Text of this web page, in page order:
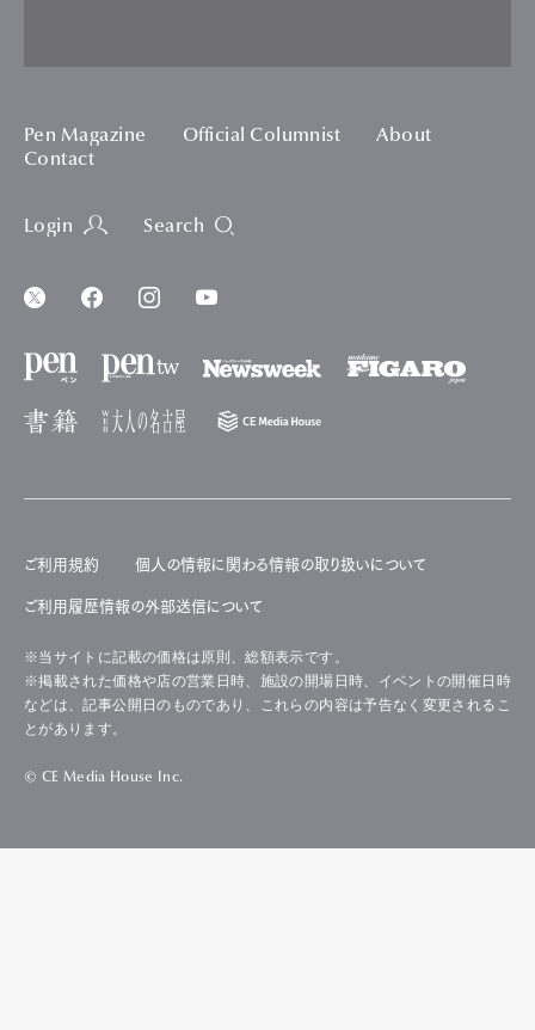
Pen Magazine Official Columnist
About
Contact
Login Search
ご利用規約 個人の情報に関わる情報の取り扱いについて
ご利用履歴情報の外部送信について
※当サイトに記載の価格は原則、総額表示です。
※掲載された価格や店の営業日時、施設の開場日時、イベントの開催日時
などは、記事公開日のものであり、これらの内容は予告なく変更されるこ
とがあります。
© CE Media House Inc.